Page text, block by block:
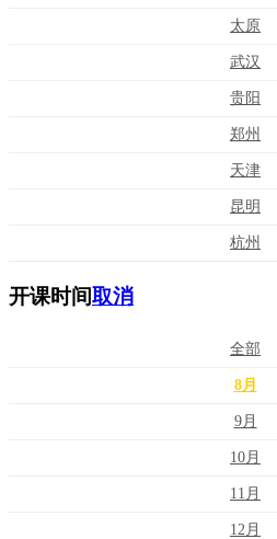
太原
武汉
贵阳
郑州
天津
昆明
杭州
开课时间取消
全部
8月
9月
10月
11月
12月